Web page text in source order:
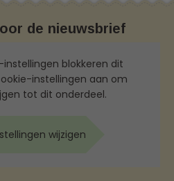
de nieuwsbrief
blokkeren dit
instellingen aan om
tot dit onderdeel.
wijzigen